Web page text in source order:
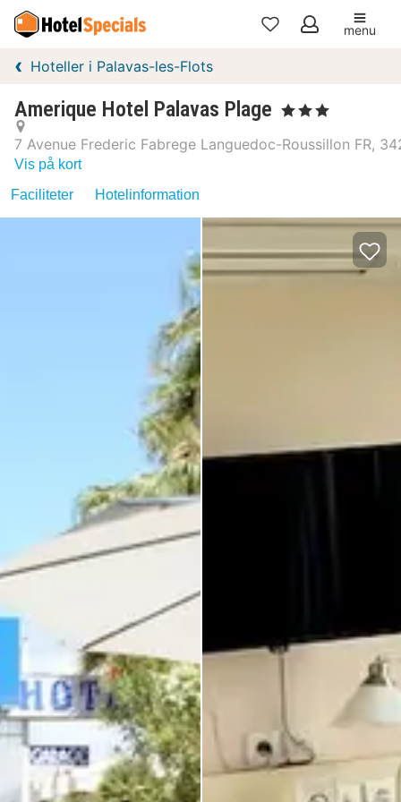
Mine
menu
Hoteller i Palavas-les-Flots
Amerique Hotel Palavas Plage , 3 Stjerner
7 Avenue Frederic Fabrege Languedoc-Roussillon FR,
Vis på kort
Faciliteter
Hotelinformation